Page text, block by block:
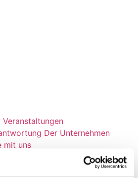
Veranstaltungen
Der Unternehmen
mit uns